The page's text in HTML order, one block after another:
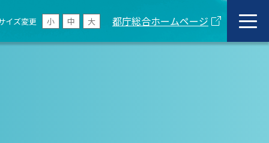
イズ変更 小 中 大 都庁総合ホームページ